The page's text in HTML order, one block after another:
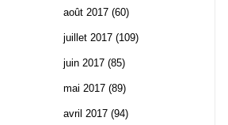
août 2017 (60)
juillet 2017 (109)
juin 2017 (85)
mai 2017 (89)
avril 2017 (94)